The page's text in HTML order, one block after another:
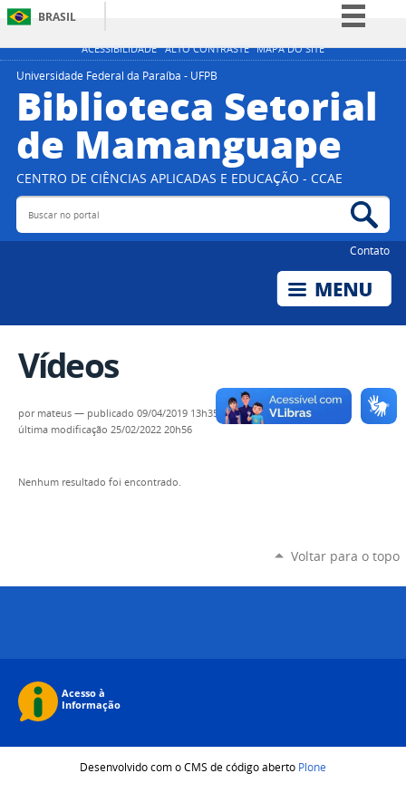
ACESSIBILIDADE ALTO CONTRASTE MAPA DO SITE
BRASIL
Simplifique!
Participe
Legislação
Canais
Universidade Federal da Paraíba - UFPB
Biblioteca Setorial
de Mamanguape
CENTRO DE CIÊNCIAS APLICADAS E EDUCAÇÃO - CCAE
Buscar no portal
Contato
Vídeos
por mateus — publicado 09/04/2019 13h35,
última modificação 25/02/2022 20h56
Nenhum resultado foi encontrado.
Voltar para o topo
Desenvolvido com o CMS de código aberto Plone